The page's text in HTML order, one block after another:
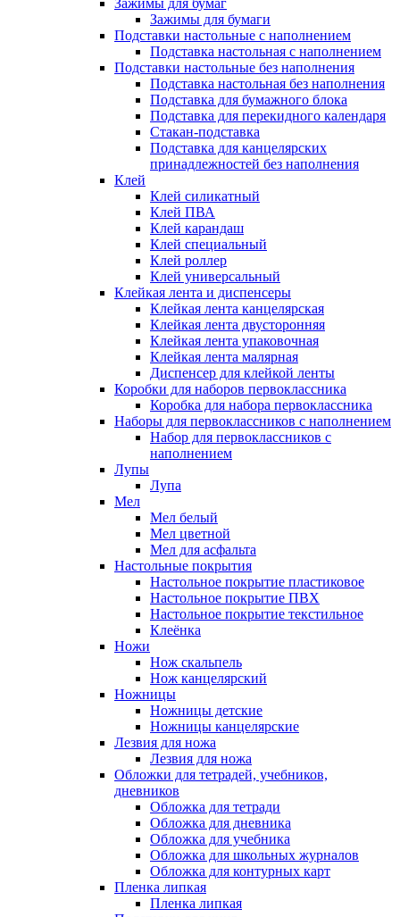
Зажимы для бумаг
Зажимы для бумаги
Подставки настольные с наполнением
Подставка настольная с наполнением
Подставки настольные без наполнения
Подставка настольная без наполнения
Подставка для бумажного блока
Подставка для перекидного календаря
Стакан-подставка
Подставка для канцелярских
принадлежностей без наполнения
Клей
Клей силикатный
Клей ПВА
Клей карандаш
Клей специальный
Клей роллер
Клей универсальный
Клейкая лента и диспенсеры
Клейкая лента канцелярская
Клейкая лента двусторонняя
Клейкая лента упаковочная
Клейкая лента малярная
Диспенсер для клейкой ленты
Коробки для наборов первоклассника
Коробка для набора первоклассника
Наборы для первоклассников с наполнением
Набор для первоклассников с
наполнением
Лупы
Лупа
Мел
Мел белый
Мел цветной
Мел для асфальта
Настольные покрытия
Настольное покрытие пластиковое
Настольное покрытие ПВХ
Настольное покрытие текстильное
Клеёнка
Ножи
Нож скальпель
Нож канцелярский
Ножницы
Ножницы детские
Ножницы канцелярские
Лезвия для ножа
Лезвия для ножа
Обложки для тетрадей, учебников,
дневников
Обложка для тетради
Обложка для дневника
Обложка для учебника
Обложка для школьных журналов
Обложка для контурных карт
Пленка липкая
Пленка липкая